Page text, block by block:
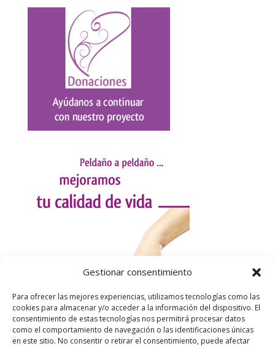
Gestionar consentimiento
Para ofrecer las mejores experiencias, utilizamos tecnologías como las
cookies para almacenar y/o acceder a la información del dispositivo. El
consentimiento de estas tecnologías nos permitirá procesar datos
como el comportamiento de navegación o las identificaciones únicas
en este sitio. No consentir o retirar el consentimiento, puede afectar